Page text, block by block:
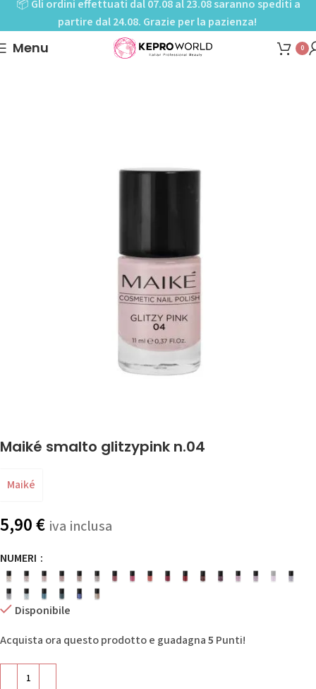
📦 Gli ordini effettuati dal 07.08 al 23.08 saranno spediti a
partire dal 24.08. Grazie per la pazienza!
Menu 0
Mani-Pedi cure
Maiké smalto glitzypink n.04
Maiké
5,90€ iva inclusa
NUMERI
Disponibile
Acquista ora questo prodotto e guadagna5 Punti!